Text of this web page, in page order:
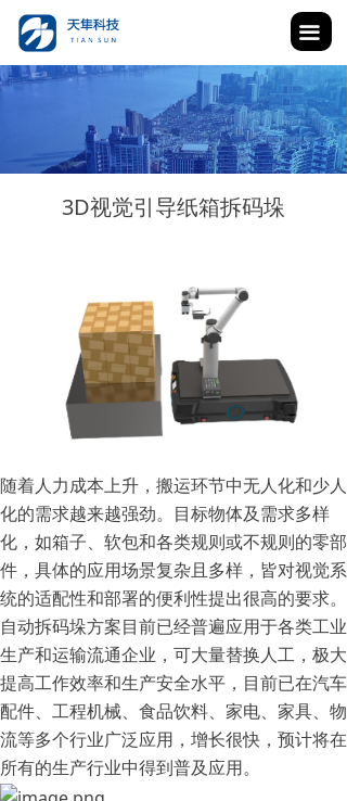
끀
3D视觉引导纸箱拆码垛
随着人力成本上升，搬运环节中无人化和少人
化的需求越来越强劲。目标物体及需求多样
化，如箱子、软包和各类规则或不规则的零部
件，具体的应用场景复杂且多样，皆对视觉系
统的适配性和部署的便利性提出很高的要求。
自动拆码垛方案目前已经普遍应用于各类工业
生产和运输流通企业，可大量替换人工，极大
提高工作效率和生产安全水平，目前已在汽车
配件、工程机械、食品饮料、家电、家具、物
流等多个行业广泛应用，增长很快，预计将在
所有的生产行业中得到普及应用。